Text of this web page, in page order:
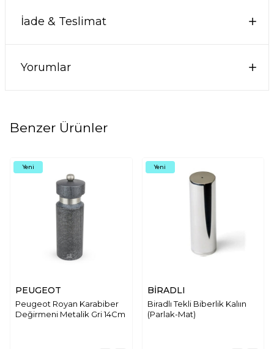
İade & Teslimat
Yorumlar
Benzer Ürünler
Yeni
PEUGEOT
Peugeot Royan Karabiber
Değirmeni Metalik Gri 14Cm
Yeni
BİRADLI
Biradlı Tekli Biberlik Kalıın
(Parlak-Mat)